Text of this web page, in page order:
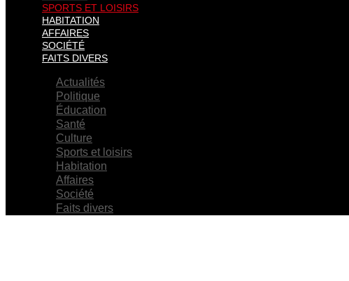
SPORTS ET LOISIRS
HABITATION
AFFAIRES
SOCIÉTÉ
FAITS DIVERS
Actualités
Politique
Éducation
Santé
Culture
Sports et loisirs
Habitation
Affaires
Société
Faits divers